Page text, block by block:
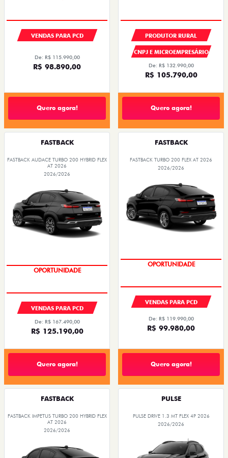
VENDAS PARA PCD
De: R$ 115.990,00
R$ 98.890,00
Quero agora!
PRODUTOR RURAL
CNPJ E MICROEMPRESÁRIO
De: R$ 132.990,00
R$ 105.790,00
Quero agora!
FASTBACK
FASTBACK AUDACE TURBO 200 HYBRID FLEX
AT 2026
2026/2026
OPORTUNIDADE
VENDAS PARA PCD
De: R$ 167.490,00
R$ 125.190,00
Quero agora!
FASTBACK
FASTBACK TURBO 200 FLEX AT 2026
2026/2026
OPORTUNIDADE
VENDAS PARA PCD
De: R$ 119.990,00
R$ 99.980,00
Quero agora!
FASTBACK
FASTBACK IMPETUS TURBO 200 HYBRID FLEX
AT 2026
2026/2026
PULSE
PULSE DRIVE 1.3 MT FLEX 4P 2026
2026/2026